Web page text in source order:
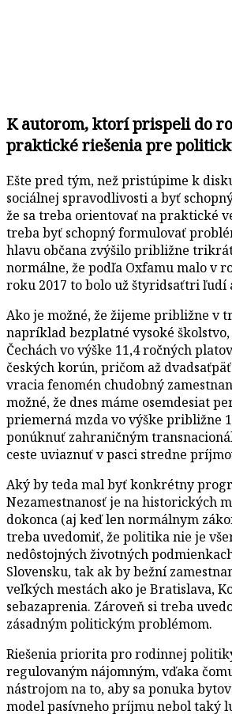
K autorom, ktorí prispeli do
praktické riešenia pre
Ešte pred tým, než pristúpime k
sociálnej spravodlivosti a byť
že sa treba orientovať na praktické
treba byť schopný formulovať
hlavu občana zvýšilo približne
normálne, že podľa Oxfamu malo v
roku 2017 to bolo už štyridsaťtri ľudí
Ako je možné, že žijeme približne v
napríklad bezplatné vysoké
Čechách vo výške 11,4 ročných
českých korún, pričom až
vracia fenomén chudobný
možné, že dnes máme osemdesiat
priemerná mzda vo výške približne
ponúknuť zahraničným
ceste uviaznuť v pasci stredne
Aký by teda mal byť konkrétny
Nezamestnanosť je na historických
dokonca (aj keď len normálnym
treba uvedomiť, že politika nie je
nedôstojných životných
Slovensku, tak ak by bežní
veľkých mestách ako je Bratislava,
sebazaprenia. Zároveň si treba
zásadným politickým problémom.
Riešenia priorita pro rodinnej
regulovaným nájomným, vďaka
nástrojom na to, aby sa ponuka
model pasívneho príjmu nebol taký